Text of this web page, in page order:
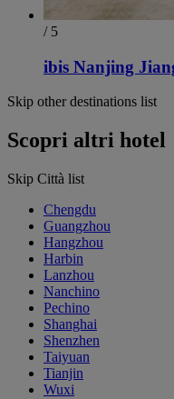
/ 5
ibis Nanjing
Skip other destinations list
Scopri altri hotel
Skip Città list
Chengdu
Guangzhou
Hangzhou
Harbin
Lanzhou
Nanchino
Pechino
Shanghai
Shenzhen
Taiyuan
Tianjin
Wuxi